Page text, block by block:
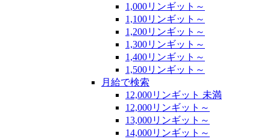
1,000リンギット～
1,100リンギット～
1,200リンギット～
1,300リンギット～
1,400リンギット～
1,500リンギット～
月給で検索
12,000リンギット 未満
12,000リンギット～
13,000リンギット～
14,000リンギット～